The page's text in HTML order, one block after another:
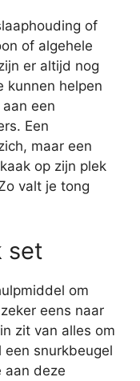
of
of algehele
er altijd nog
kunnen helpen
een
Een
maar een
op zijn plek
valt je tong
set
om
eens naar
zit van alles om
snurkbeugel
aan deze